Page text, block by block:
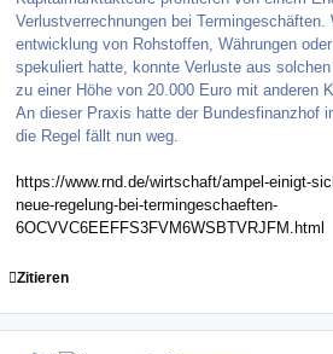
Verlust­verrechnungen bei
entwicklung von Rohstoffen, Währungen
spekuliert hatte, konnte Verluste aus
zu einer Höhe von 20.000 Euro mit anderen
An dieser Praxis hatte der Bundes­finanzhof
die Regel fällt nun weg.
https://www.rnd.de/wirtschaft/ampel-einigt-
neue-regelung-bei-termingeschaeften-
6OCVVC6EEFFS3FVM6WSBTVRJFM.html
Zitieren